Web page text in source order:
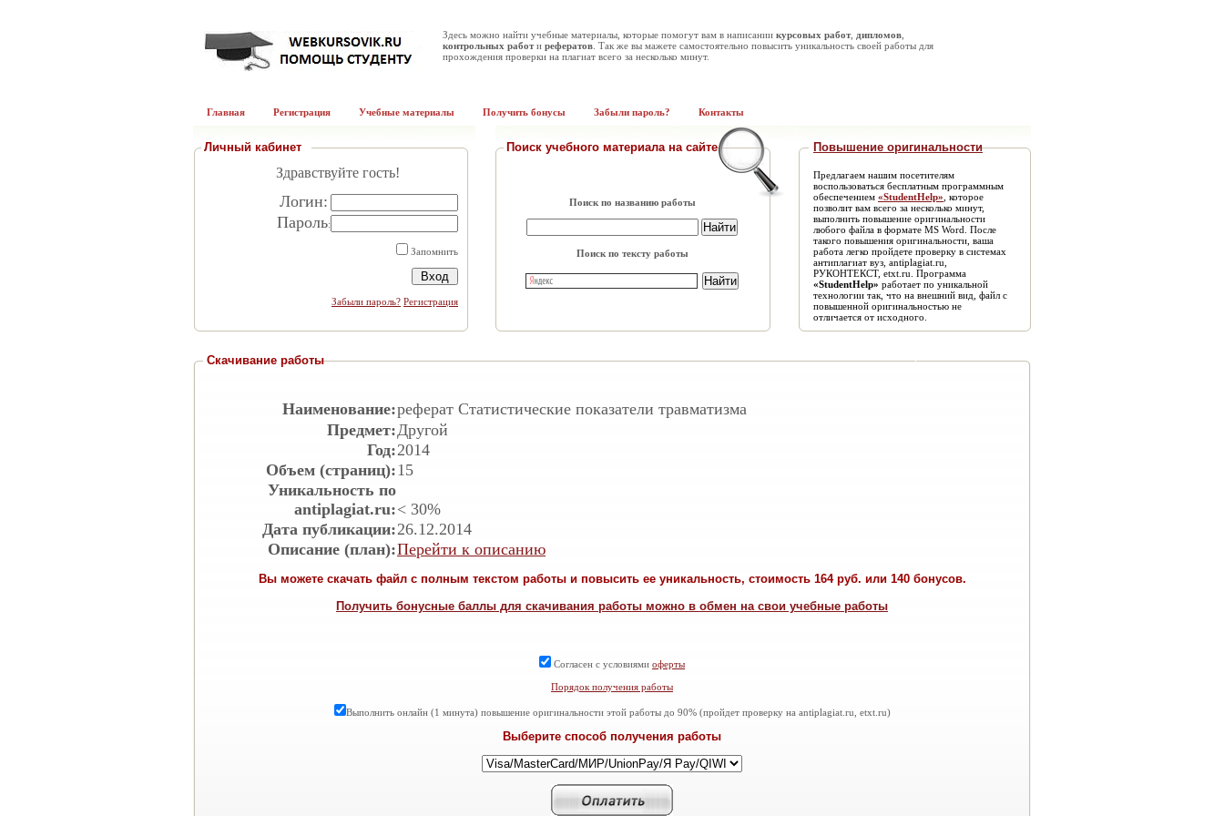
Здесь можно найти учебные материалы, которые помогут вам в написании курсовых работ, дипломов
контрольных работи рефератов . Так же вы мажете самостоятельно повысить уникальность своей работы для
прохождения проверки на плагиат всего за несколько минут.
Главная Регистрация Учебные материалы Получить бонусы Забыли пароль? Контакты
Личный кабинет
Здравствуйте гость!
Логин:
Пароль:
Запомнить
Забыли пароль? Регистрация
Поиск учебного материала на сайте
Поиск по названию работы
Поиск по тексту работы
Повышение оригинальности
Предлагаем нашим посетителям
воспользоваться бесплатным программным
обеспечением «StudentHelp» , которое
позволит вам всего за несколько минут,
выполнить повышение оригинальности
любого файла в формате MS Word. После
такого повышения оригинальности, ваша
работа легко пройдете проверку в системах
антиплагиат вуз, antiplagiat.ru,
РУКОНТЕКСТ, etxt.ru. Программа
«StudentHelp» работает по уникальной
технологии так, что на внешний вид, файл с
повышенной оригинальностью не
отличается от исходного.
Скачивание работы
Наименование:реферат Статистические показатели травматизма
Предмет:Другой
Год:2014
Объем (страниц):15
Уникальность по
antiplagiat.ru:< 30%
Дата публикации:26.12.2014
Описание (план):Перейти к описанию
Вы можете скачать файл с полным текстом работы и повысить ее уникальность, стоимость 164 руб. или 140 бонусов.
Получить бонусные баллы для скачивания работы можно в обмен на свои учебные работы
Согласен с условиями оферты
Порядок получения работы
Выполнить онлайн (1 минута) повышение оригинальности этой работы до 90% (пройдет проверку на antiplagiat.ru, etxt.ru)
Выберите способ получения работы